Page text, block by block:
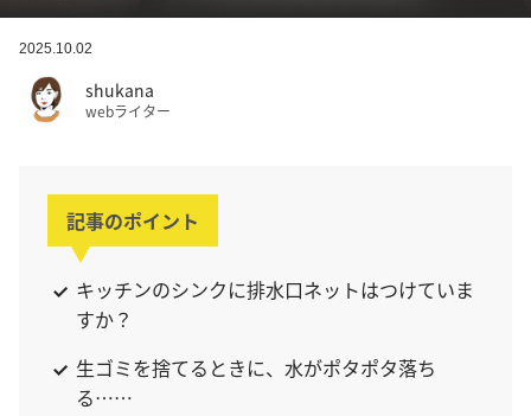
2025.10.02
shukana
webライター
記事のポイント
キッチンのシンクに排水口ネットはつけていま
すか？
生ゴミを捨てるときに、水がポタポタ落ち
る……